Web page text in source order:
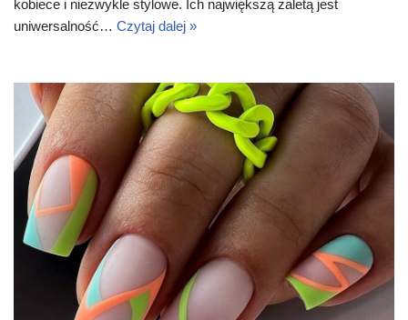
kobiece i niezwykle stylowe. Ich największą zaletą jest
uniwersalność… Czytaj dalej »